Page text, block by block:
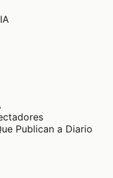
Publican a Diario